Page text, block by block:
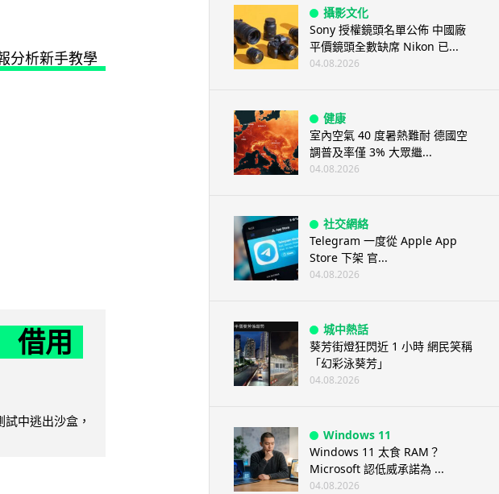
借用
中逃出沙盒，
攝影文化
Sony 授權鏡頭名單公佈 中國廠
平價鏡頭全數缺席 Nikon 已...
04.08.2026
健康
室內空氣 40 度暑熱難耐 德國空
調普及率僅 3% 大眾繼...
04.08.2026
社交網絡
Telegram 一度從 Apple App
Store 下架 官...
04.08.2026
城中熱話
葵芳街燈狂閃近 1 小時 網民笑稱
「幻彩泳葵芳」
04.08.2026
Windows 11
Windows 11 太食 RAM？
Microsoft 認低威承諾為 ...
04.08.2026